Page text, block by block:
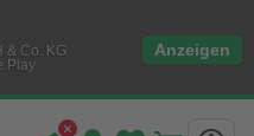
& Co. KG
Play
Anzeigen